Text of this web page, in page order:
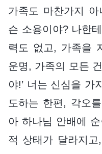
가족도 마찬가지
슨 소용이야? 나한
력도 없고, 가족을
운명, 가족의 모든
야!’ 너는 신심을 가
도하는 한편, 각오
아 하나님 안배에
적 상태가 달라지